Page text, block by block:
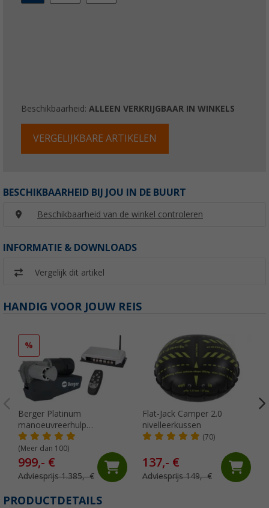
Beschikbaarheid: ALLEEN VERKRIJGBAAR IN WINKELS
VERGELIJKBARE ARTIKELEN
BESCHIKBAARHEID BIJ JOU IN DE BUURT
Beschikbaarheid van de winkel controleren
INFORMATIE & DOWNLOADS
Vergelijk dit artikel
HANDIG VOOR JOUW REIS
%
Berger Platinum
manoeuvreerhulp
volautomatisch antraciet
(Meer dan 100)
999,- €
Adviesprijs 1.385,- €
Flat-Jack Camper 2.0
nivelleerkussen
(70)
137,- €
Adviesprijs 149,- €
PRODUCTDETAILS